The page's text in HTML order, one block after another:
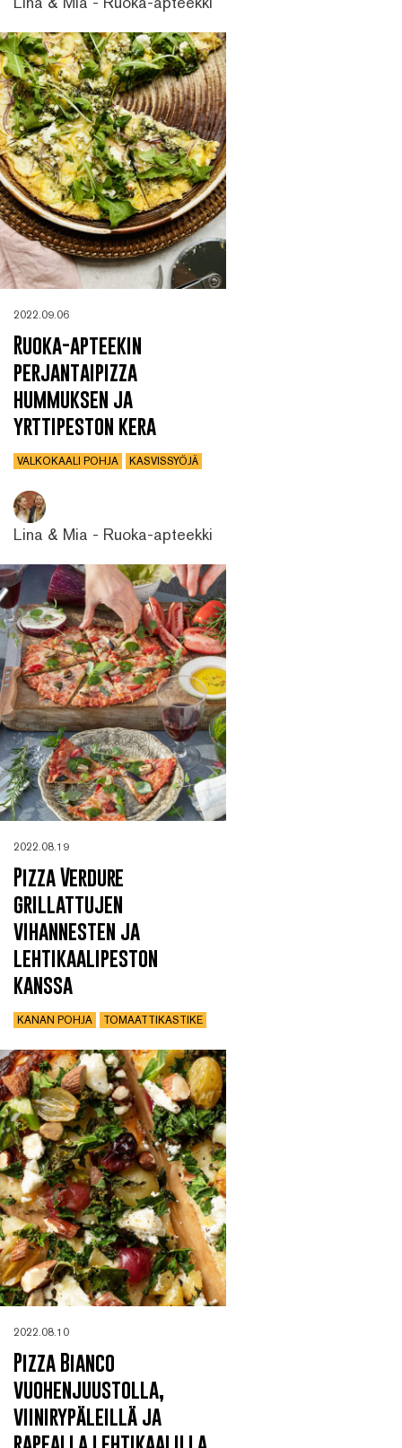
2022.09.06
Ruoka-apteekin
perjantaipizza
hummuksen ja
yrttipeston kera
VALKOKAALI POHJA KASVISSYÖJÄ
Lina & Mia - Ruoka-apteekki
2022.08.19
Pizza Verdure
grillattujen
vihannesten ja
lehtikaalipeston
kanssa
KANAN POHJA TOMAATTIKASTIKE
2022.08.10
Pizza Bianco
vuohenjuustolla,
viinirypäleillä ja